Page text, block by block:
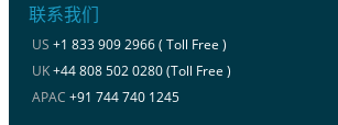
联系我们
US +1 833 909 2966 ( Toll Free )
UK+44 808 502 0280 (Toll Free )
APAC +91 744 740 1245